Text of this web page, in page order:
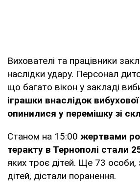
Вихователі та працівники
наслідки удару. Персонал
що багато вікон у закладі
іграшки внаслідок вибухової
опинилися у перемішку зі
Станом на 15:00 жертвами
теракту в Тернополі стали
яких троє дітей. Ще 73
дітей, дістали поранення.